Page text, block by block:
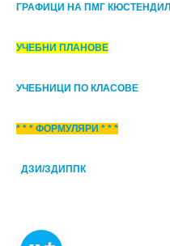
ГРАФИЦИ НА ПМГ КЮСТЕНДИЛ
УЧЕБНИ ПЛАНОВЕ
УЧЕБНИЦИ ПО КЛАСОВЕ
* * * ФОРМУЛЯРИ * * *
ДЗИ/ЗДИППК